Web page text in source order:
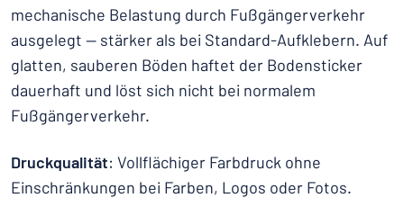
mechanische Belastung durch Fußgängerverkehr
ausgelegt — stärker als bei Standard-Aufklebern. Auf
glatten, sauberen Böden haftet der Bodensticker
dauerhaft und löst sich nicht bei normalem
Fußgängerverkehr.
Druckqualität: Vollflächiger Farbdruck ohne
Einschränkungen bei Farben, Logos oder Fotos.